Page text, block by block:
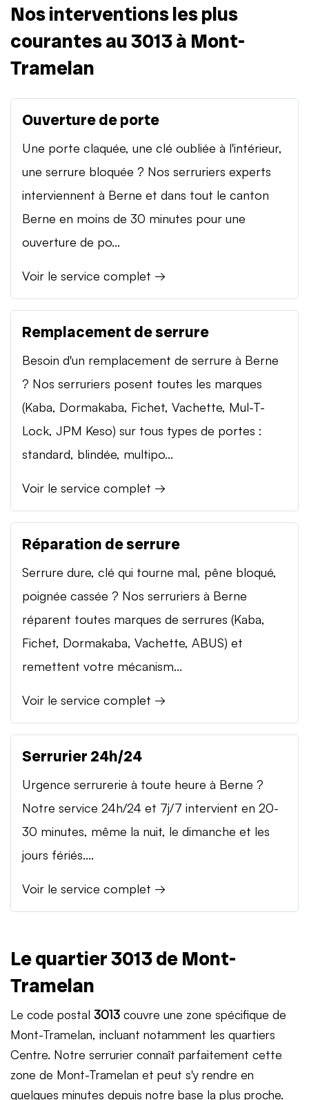
Nos interventions les plus
courantes au 3013 à Mont-
Tramelan
Ouverture de porte
Une porte claquée, une clé oubliée à l'intérieur,
une serrure bloquée ? Nos serruriers experts
interviennent à Berne et dans tout le canton
Berne en moins de 30 minutes pour une
ouverture de po...
Voir le service complet →
Remplacement de serrure
Besoin d'un remplacement de serrure à Berne
? Nos serruriers posent toutes les marques
(Kaba, Dormakaba, Fichet, Vachette, Mul-T-
Lock, JPM Keso) sur tous types de portes :
standard, blindée, multipo...
Voir le service complet →
Réparation de serrure
Serrure dure, clé qui tourne mal, pêne bloqué,
poignée cassée ? Nos serruriers à Berne
réparent toutes marques de serrures (Kaba,
Fichet, Dormakaba, Vachette, ABUS) et
remettent votre mécanism...
Voir le service complet →
Serrurier 24h/24
Urgence serrurerie à toute heure à Berne ?
Notre service 24h/24 et 7j/7 intervient en 20-
30 minutes, même la nuit, le dimanche et les
jours fériés....
Voir le service complet →
Le quartier 3013 de Mont-
Tramelan
Le code postal 3013 couvre une zone spécifique de
Mont-Tramelan, incluant notamment les quartiers
Centre. Notre serrurier connaît parfaitement cette
zone de Mont-Tramelan et peut s'y rendre en
quelques minutes depuis notre base la plus proche.